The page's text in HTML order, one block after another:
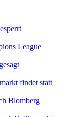
League
findet statt
Blomberg